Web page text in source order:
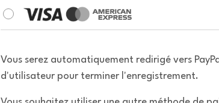
Vous serez automatiquement redirigé vers
d'utilisateur pour terminer l'enregistrement.